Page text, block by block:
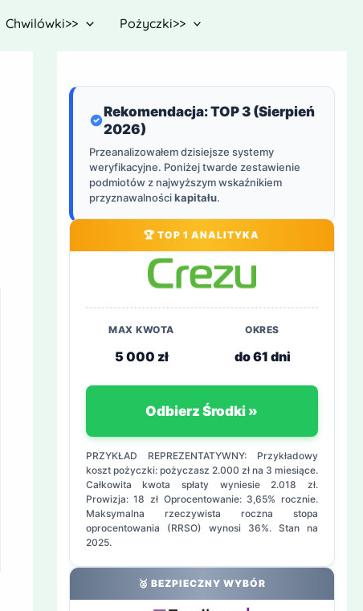
Chwilówki>>
Pożyczki>>
Rekomendacja: TOP 3 (Sierpień
2026)
Przeanalizowałem dzisiejsze systemy
weryfikacyjne. Poniżej twarde zestawienie
podmiotów z najwyższym wskaźnikiem
przyznawalnościkapitału.
🏆 TOP 1 ANALITYKA
MAX KWOTA
5 000 zł
OKRES
do 61 dni
Odbierz Środki »
PRZYKŁAD REPREZENTATYWNY: Przykładowy
koszt pożyczki: pożyczasz 2.000 zł na 3 miesiące.
Całkowita kwota spłaty wyniesie 2.018 zł.
Prowizja: 18 zł Oprocentowanie: 3,65% rocznie.
Maksymalna rzeczywista roczna stopa
oprocentowania (RRSO) wynosi 36%. Stan na
2025.
🥈 BEZPIECZNY WYBÓR